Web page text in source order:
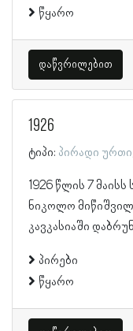
წყარო
დაწვრილებით
1926
ტიპი: პირადი
1926 წლის 7 მაისს
ნიკოლო
კავკასიაში
პირები
წყარო